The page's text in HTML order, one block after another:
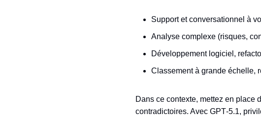
Support et conversationnel à
Analyse complexe (risques,
Développement logiciel,
Classement à grande échelle,
Dans ce contexte, mettez en place
contradictoires. Avec GPT‑5.1,